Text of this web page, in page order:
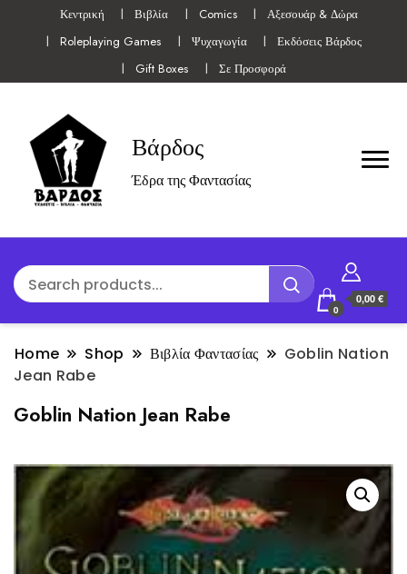
Κεντρική Βιβλία Comics
Αξεσουάρ & Δώρα
Roleplaying Games
Ψυχαγωγία
Εκδόσεις Βάρδος
Gift Boxes
Σε Προσφορά
Βάρδος
Έδρα της Φαντασίας
0
0,00 €
Home Shop Βιβλία Φαντασίας
Goblin Nation
Jean Rabe
Goblin Nation Jean Rabe